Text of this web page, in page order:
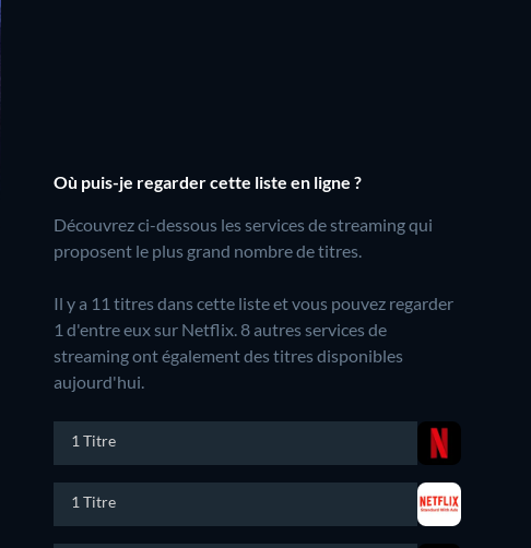
Où puis-je regarder cette liste en ligne ?
Découvrez ci-dessous les services de streaming qui
proposent le plus grand nombre de titres.
Il y a 11 titres dans cette liste et vous pouvez regarder
1 d'entre eux sur Netflix.8 autres services de
streaming ont également des titres disponibles
aujourd'hui.
1 Titre
1 Titre